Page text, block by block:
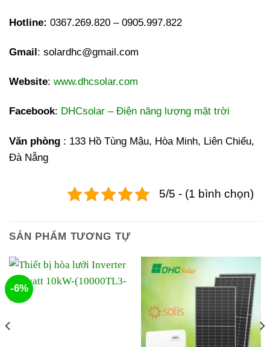
Hotline: 0367.269.820 – 0905.997.822
Gmail : solardhc@gmail.com
Website: www.dhcsolar.com
Facebook: DHCsolar – Điện năng lượng mặt trời
Văn phòng : 133 Hồ Tùng Mậu, Hòa Minh, Liên Chiểu,
Đà Nẵng
5/5 - (1 bình chọn)
SẢN PHẨM TƯƠNG TỰ
-6%